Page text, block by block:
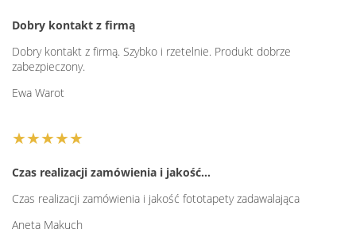
Dobry kontakt z firmą
Dobry kontakt z firmą. Szybko i rzetelnie. Produkt dobrze
zabezpieczony.
Ewa Warot
★★★★★
Czas realizacji zamówienia i jakość…
Czas realizacji zamówienia i jakość fototapety zadawalająca
Aneta Makuch